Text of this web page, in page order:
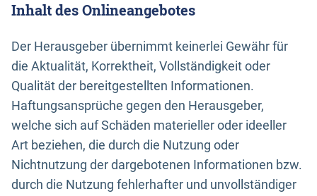
Inhalt des Onlineangebotes
Der Herausgeber übernimmt keinerlei Gewähr für
die Aktualität, Korrektheit, Vollständigkeit oder
Qualität der bereitgestellten Informationen.
Haftungsansprüche gegen den Herausgeber,
welche sich auf Schäden materieller oder ideeller
Art beziehen, die durch die Nutzung oder
Nichtnutzung der dargebotenen Informationen bzw.
durch die Nutzung fehlerhafter und unvollständiger